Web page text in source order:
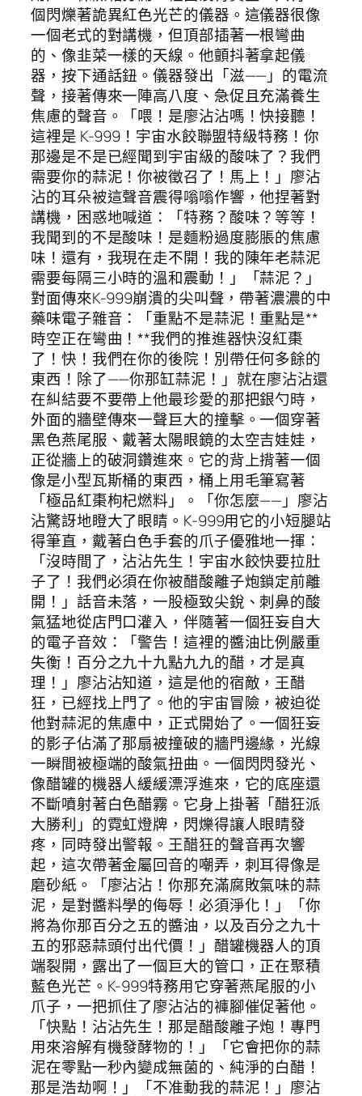
個閃爍著詭異紅色光芒的儀器。這儀器很像
一個老式的對講機，但頂部插著一根彎曲
的、像韭菜一樣的天線。他顫抖著拿起儀
器，按下通話鈕。儀器發出「滋——」的電流
聲，接著傳來一陣高八度、急促且充滿養生
焦慮的聲音。「喂！是廖沾沾嗎！快接聽！
這裡是 K-999！宇宙水餃聯盟特級特務！你
那邊是不是已經聞到宇宙級的酸味了？我們
需要你的蒜泥！你被徵召了！馬上！」廖沾
沾的耳朵被這聲音震得嗡嗡作響，他捏著對
講機，困惑地喊道：「特務？酸味？等等！
我聞到的不是酸味！是麵粉過度膨脹的焦慮
味！還有，我現在走不開！我的陳年老蒜泥
需要每隔三小時的溫和震動！」「蒜泥？」
對面傳來K-999崩潰的尖叫聲，帶著濃濃的中
藥味電子雜音：「重點不是蒜泥！重點是**
時空正在彎曲！**我們的推進器快沒紅棗
了！快！我們在你的後院！別帶任何多餘的
東西！除了——你那缸蒜泥！」就在廖沾沾還
在糾結要不要帶上他最珍愛的那把銀勺時，
外面的牆壁傳來一聲巨大的撞擊。一個穿著
黑色燕尾服、戴著太陽眼鏡的太空吉娃娃，
正從牆上的破洞鑽進來。它的背上揹著一個
像是小型瓦斯桶的東西，桶上用毛筆寫著
「極品紅棗枸杞燃料」。「你怎麼——」廖沾
沾驚訝地瞪大了眼睛。K-999用它的小短腿站
得筆直，戴著白色手套的爪子優雅地一揮：
「沒時間了，沾沾先生！宇宙水餃快要拉肚
子了！我們必須在你被醋酸離子炮鎖定前離
開！」話音未落，一股極致尖銳、刺鼻的酸
氣猛地從店門口灌入，伴隨著一個狂妄自大
的電子音效：「警告！這裡的醬油比例嚴重
失衡！百分之九十九點九九的醋，才是真
理！」廖沾沾知道，這是他的宿敵，王醋
狂，已經找上門了。他的宇宙冒險，被迫從
他對蒜泥的焦慮中，正式開始了。一個狂妄
的影子佔滿了那扇被撞破的牆門邊緣，光線
一瞬間被極端的酸氣扭曲。一個閃閃發光、
像醋罐的機器人緩緩漂浮進來，它的底座還
不斷噴射著白色醋霧。它身上掛著「醋狂派
大勝利」的霓虹燈牌，閃爍得讓人眼睛發
疼，同時發出警報。王醋狂的聲音再次響
起，這次帶著金屬回音的嘲弄，刺耳得像是
磨砂紙。「廖沾沾！你那充滿腐敗氣味的蒜
泥，是對醬料學的侮辱！必須淨化！」「你
將為你那百分之五的醬油，以及百分之九十
五的邪惡蒜頭付出代價！」醋罐機器人的頂
端裂開，露出了一個巨大的管口，正在聚積
藍色光芒。K-999特務用它穿著燕尾服的小
爪子，一把抓住了廖沾沾的褲腳催促著他。
「快點！沾沾先生！那是醋酸離子炮！專門
用來溶解有機發酵物的！」「它會把你的蒜
泥在零點一秒內變成無菌的、純淨的白醋！
那是浩劫啊！」「不准動我的蒜泥！」廖沾